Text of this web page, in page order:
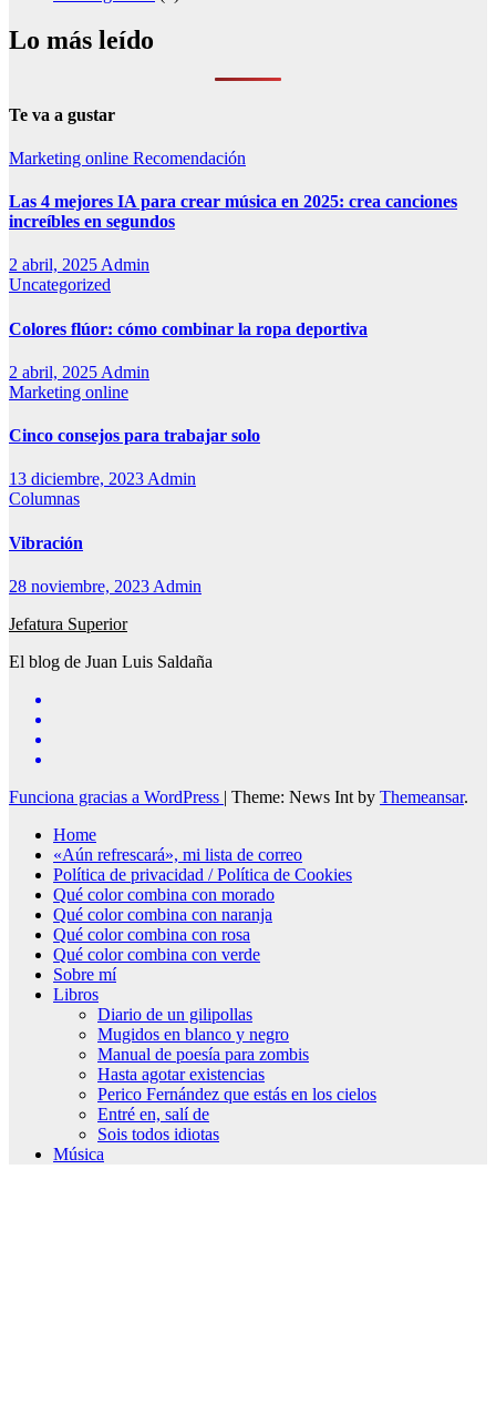
Lo más leído
Te va a gustar
Marketing online Recomendación
Las 4 mejores IA para crear música en 2025: crea canciones
increíbles en segundos
2 abril, 2025Admin
Uncategorized
Colores flúor: cómo combinar la ropa deportiva
2 abril, 2025 Admin
Marketing online
Cinco consejos para trabajar solo
13 diciembre, 2023Admin
Columnas
Vibración
28 noviembre, 2023 Admin
Jefatura Superior
El blog de Juan Luis Saldaña
Funciona gracias a WordPress | Theme: News Int by Themeansar.
Home
«Aún refrescará», mi lista de correo
Política de privacidad / Política de Cookies
Qué color combina con morado
Qué color combina con naranja
Qué color combina con rosa
Qué color combina con verde
Sobre mí
Libros
Diario de un gilipollas
Mugidos en blanco y negro
Manual de poesía para zombis
Hasta agotar existencias
Perico Fernández que estás en los cielos
Entré en, salí de
Sois todos idiotas
Música